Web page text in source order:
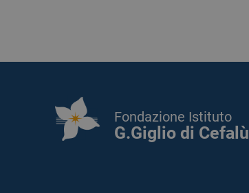
Fondazione Istituto
G.Giglio di Cefalù